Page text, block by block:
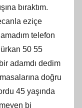
bıraktım.
eziçe
telefon
50 55
adamdı dedim
doğru
45 yaşında
bi